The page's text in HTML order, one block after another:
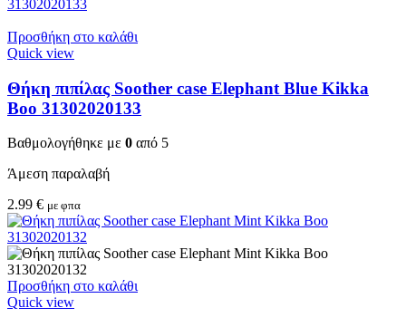
Προσθήκη στο καλάθι
Quick view
Θήκη πιπίλας Soother case Elephant Blue Kikka
Boo 31302020133
Βαθμολογήθηκε με 0 από 5
Άμεση παραλαβή
2.99 € με φπα
Προσθήκη στο καλάθι
Quick view